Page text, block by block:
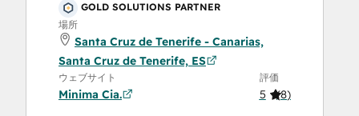
GOLD SOLUTIONS PARTNER
場所
Santa Cruz de Tenerife - Canarias,
Santa Cruz de Tenerife, ES
ウェブサイト
Minima Cia.
評価
5 (8)